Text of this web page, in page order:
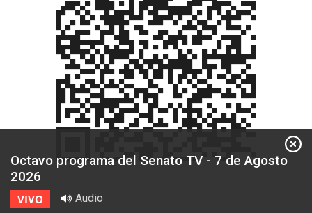
Octavo programa del Senato TV - 7 de Agosto
2026
VIVO Audio